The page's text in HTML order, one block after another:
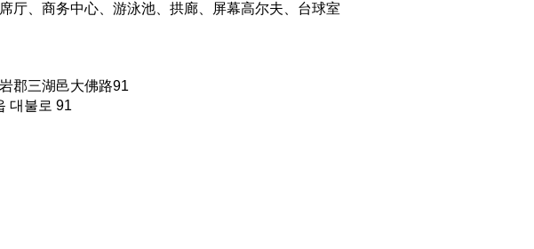
厅、商务中心、游泳池、拱廊、屏幕高尔夫、台球室
郡三湖邑大佛路91
대불로 91